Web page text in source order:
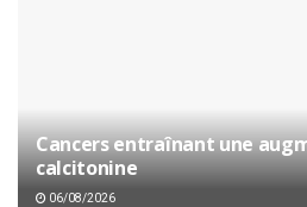
Cancers entraînant une
calcitonine
06/08/2026